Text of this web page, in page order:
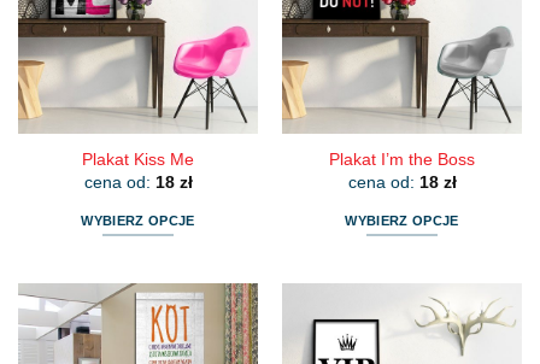
można
wybrać
na
stronie
produktu
można
wybrać
na
stronie
produktu
Plakat Kiss Me
cena od: 18 zł
WYBIERZ OPCJE
ma
wiele
wariantów.
Plakat I’m the Boss
cena od: 18 zł
WYBIERZ OPCJE
wiele
wariantów.